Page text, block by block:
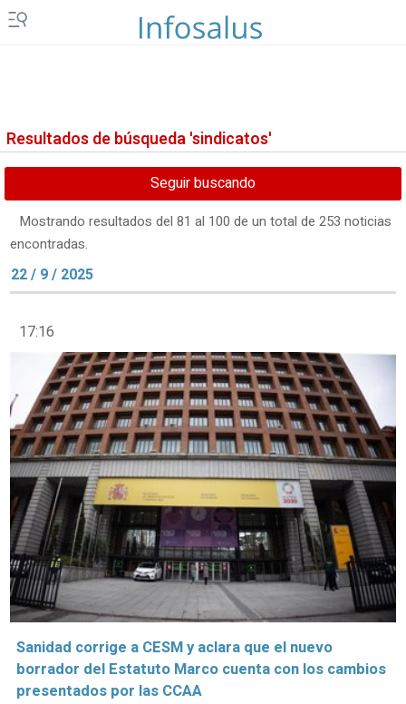
Resultados de búsqueda 'sindicatos'
Seguir buscando
Mostrando resultados del 81 al 100 de un total de 253 noticias
encontradas.
22 / 9 / 2025
17:16
Sanidad corrige a CESM y aclara que el nuevo
borrador del Estatuto Marco cuenta con los cambios
presentados por las CCAA